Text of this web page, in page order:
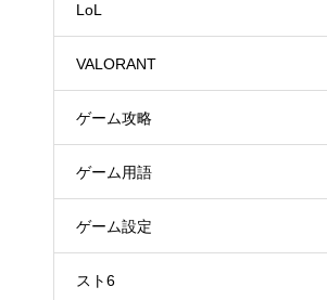
LoL
VALORANT
ゲーム攻略
ゲーム用語
ゲーム設定
スト6